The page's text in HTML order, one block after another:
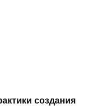
создания